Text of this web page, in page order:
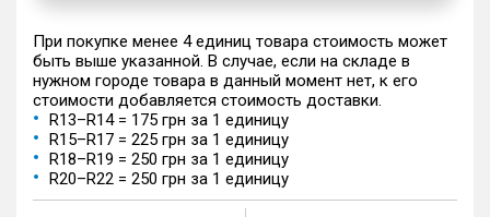
При покупке менее 4 единиц товара стоимость может
быть выше указанной. В случае, если на складе в
нужном городе товара в данный момент нет, к его
стоимости добавляется стоимость доставки.
R13–R14 = 175 грн за 1 единицу
R15–R17 = 225 грн за 1 единицу
R18–R19 = 250 грн за 1 единицу
R20–R22 = 250 грн за 1 единицу